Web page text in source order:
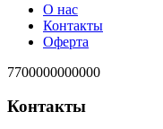
О нас
Контакты
Оферта
7700000000000
Контакты